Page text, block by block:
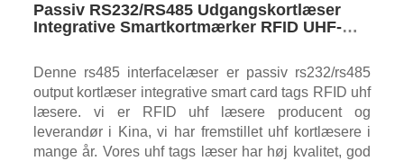
Passiv RS232/RS485 Udgangskortlæser
Integrative Smartkortmærker RFID UHF-
Denne rs485 interfacelæser er passiv rs232/rs485
output kortlæser integrative smart card tags RFID uhf
læsere. vi er RFID uhf læsere producent og
leverandør i Kina, vi har fremstillet uhf kortlæsere i
mange år. Vores uhf tags læser har høj kvalitet, god